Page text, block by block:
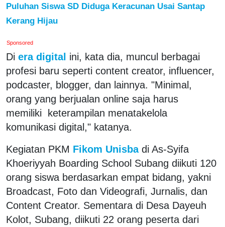
Puluhan Siswa SD Diduga Keracunan Usai Santap
Kerang Hijau
Sponsored
Di era digital ini, kata dia, muncul berbagai
profesi baru seperti content creator, influencer,
podcaster, blogger, dan lainnya. "Minimal,
orang yang berjualan online saja harus
memiliki keterampilan menatakelola
komunikasi digital," katanya.
Kegiatan PKM Fikom Unisba di As-Syifa
Khoeriyyah Boarding School Subang diikuti 120
orang siswa berdasarkan empat bidang, yakni
Broadcast, Foto dan Videografi, Jurnalis, dan
Content Creator. Sementara di Desa Dayeuh
Kolot, Subang, diikuti 22 orang peserta dari